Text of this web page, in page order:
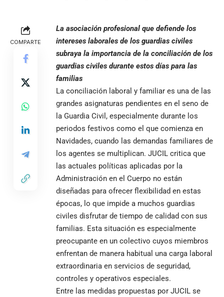
COMPARTE
La asociación profesional que defiende los
intereses laborales de los guardias civiles
subraya la importancia de la conciliación de los
guardias civiles durante estos días para las
familias
La conciliación laboral y familiar es una de las
grandes asignaturas pendientes en el seno de
la Guardia Civil, especialmente durante los
periodos festivos como el que comienza en
Navidades, cuando las demandas familiares de
los agentes se multiplican. JUCIL critica que
las actuales políticas aplicadas por la
Administración en el Cuerpo no están
diseñadas para ofrecer flexibilidad en estas
épocas, lo que impide a muchos guardias
civiles disfrutar de tiempo de calidad con sus
familias. Esta situación es especialmente
preocupante en un colectivo cuyos miembros
enfrentan de manera habitual una carga laboral
extraordinaria en servicios de seguridad,
controles y operativos especiales.
Entre las medidas propuestas por JUCIL se